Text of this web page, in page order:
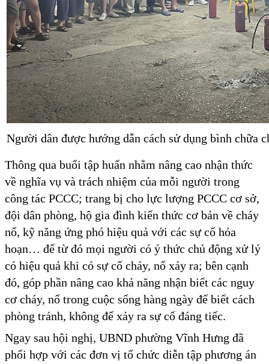
Người dân được hướng dẫn cách sử dụng bình chữa
Thông qua buổi tập huấn nhằm nâng cao nhận thức
về nghĩa vụ và trách nhiệm của mỗi người trong
công tác PCCC; trang bị cho lực lượng PCCC cơ sở,
đội dân phòng, hộ gia đình kiến thức cơ bản về cháy
nổ, kỹ năng ứng phó hiệu quả với các sự cố hỏa
hoạn… để từ đó mọi người có ý thức chủ động xử lý
có hiệu quả khi có sự cố cháy, nổ xảy ra; bên cạnh
đó, góp phần nâng cao khả năng nhận biết các nguy
cơ cháy, nổ trong cuộc sống hàng ngày để biết cách
phòng tránh, không để xảy ra sự cố đáng tiếc.
Ngay sau hội nghị, UBND phường Vĩnh Hưng đã
phối hợp với các đơn vị tổ chức diễn tập phương án